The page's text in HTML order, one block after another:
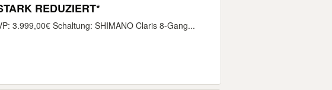
REDUZIERT*
3.999,00€ Schaltung: SHIMANO Claris 8-Gang...